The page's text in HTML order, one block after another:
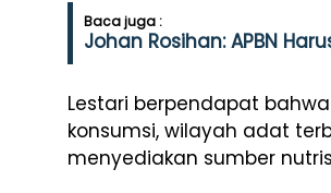
Baca juga :
Johan Rosihan: APBN
Lestari berpendapat
konsumsi, wilayah adat
menyediakan sumber